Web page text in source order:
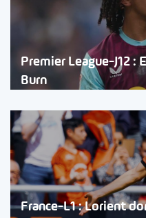
Premier League-J12 :
Burn
France-L1 : Lorient